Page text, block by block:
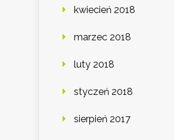
kwiecień 2018
marzec 2018
luty 2018
styczeń 2018
sierpień 2017